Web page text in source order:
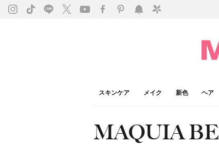
スキンケア メイク 新色 ヘア
MAQUIA